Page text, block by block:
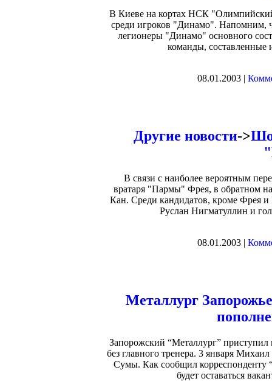
В Киеве на кортах НСК
среди игроков "Динамо". Напомним,
легионеры "Динамо" основного
команды,
08.01.2003 |
Другие новости->
В связи с наиболее вероятным
вратаря "Пармы" Фрея, в обратном
Кан. Среди кандидатов, кроме Фрея
Руслан Нигматуллин и
08.01.2003 |
Металлург Запорожье
Запорожский “Металлург” приступил
без главного тренера. 3 января
Сумы. Как сообщил корреспонденту
будет оставаться